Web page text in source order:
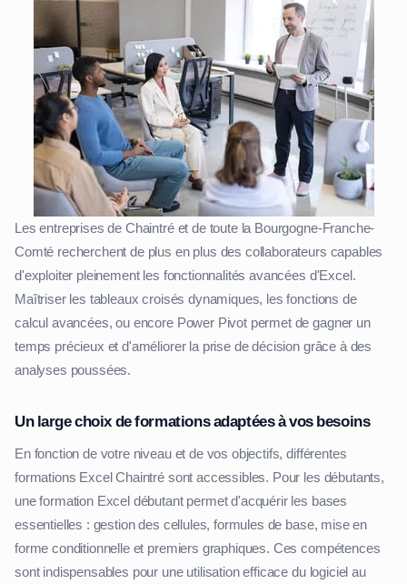
Les entreprises de Chaintré et de toute la Bourgogne-Franche-
Comté recherchent de plus en plus des collaborateurs capables
d'exploiter pleinement les fonctionnalités avancées d'Excel.
Maîtriser les tableaux croisés dynamiques, les fonctions de
calcul avancées, ou encore Power Pivot permet de gagner un
temps précieux et d'améliorer la prise de décision grâce à des
analyses poussées.
Un large choix de formations adaptées à vos besoins
En fonction de votre niveau et de vos objectifs, différentes
formations Excel Chaintré sont accessibles. Pour les débutants,
une formation Excel débutant permet d'acquérir les bases
essentielles : gestion des cellules, formules de base, mise en
forme conditionnelle et premiers graphiques. Ces compétences
sont indispensables pour une utilisation efficace du logiciel au